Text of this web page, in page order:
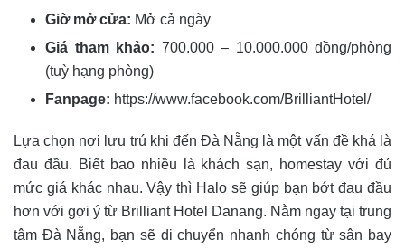
Giờ mở cửa: Mở cả ngày
Giá tham khảo: 700.000 – 10.000.000 đồng/phòng
(tuỳ hạng phòng)
Fanpage: https://www.facebook.com/BrilliantHotel/
Lựa chọn nơi lưu trú khi đến Đà Nẵng là một vấn đề khá là
đau đầu. Biết bao nhiều là khách sạn, homestay với đủ
mức giá khác nhau. Vậy thì Halo sẽ giúp bạn bớt đau đầu
hơn với gợi ý từ Brilliant Hotel Danang. Nằm ngay tại trung
tâm Đà Nẵng, bạn sẽ di chuyển nhanh chóng từ sân bay